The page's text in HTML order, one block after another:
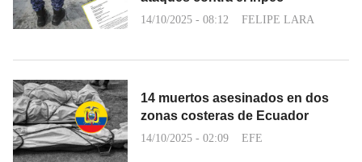
14/10/2025 - 08:12 FELIPE LARA
14 muertos asesinados en dos
zonas costeras de Ecuador
14/10/2025 - 02:09 EFE